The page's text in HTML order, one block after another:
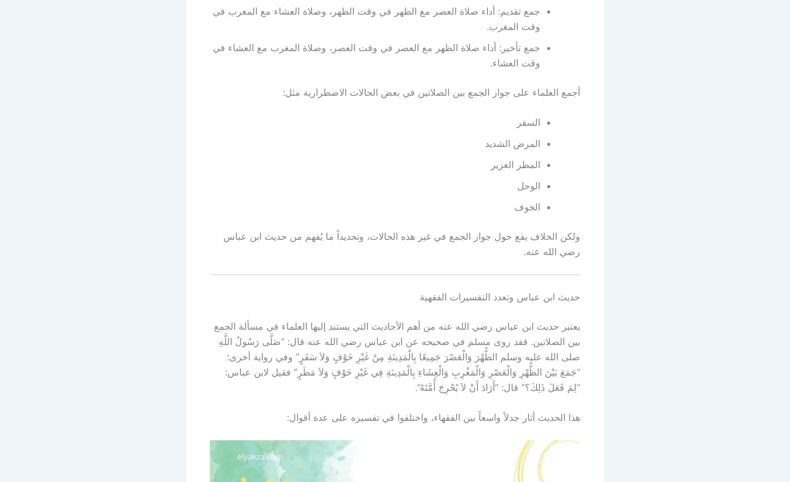
جمع تقديم: أداء صلاة العصر مع الظهر في وقت الظهر، وصلاة العشاء مع المغرب في
وقت المغرب.
جمع تأخير: أداء صلاة الظهر مع العصر في وقت العصر، وصلاة المغرب مع العشاء في
وقت العشاء.
أجمع العلماء على جواز الجمع بين الصلاتين في بعض الحالات الاضطرارية مثل:
السفر
المرض الشديد
المطر الغزير
الوحل
الخوف
ولكن الخلاف يقع حول جواز الجمع في غير هذه الحالات، وتحديداً ما يُفهم من حديث ابن عباس
رضي الله عنه.
حديث ابن عباس وتعدد التفسيرات الفقهية
يعتبر حديث ابن عباس رضي الله عنه من أهم الأحاديث التي يستند إليها العلماء في مسألة الجمع
بين الصلاتين. فقد روى مسلم في صحيحه عن ابن عباس رضي الله عنه قال: “صَلَّى رَسُولُ اللَّهِ
صلى الله عليه وسلم الظُّهْرَ وَالْعَصْرَ جَمِيعًا بِالْمَدِينَةِ مِنْ غَيْرِ خَوْفٍ وَلاَ سَفَرٍ” وفي رواية أخرى:
“جَمَعَ بَيْنَ الظُّهْرِ وَالْعَصْرِ وَالْمَغْرِبِ وَالْعِشَاءِ بِالْمَدِينَةِ فِي غَيْرِ خَوْفٍ وَلاَ مَطَرٍ” فقيل لابن عباس:
“لِمَ فَعَلَ ذَلِكَ؟” قال: “أَرَادَ أَنْ لاَ يُحْرِجَ أُمَّتَهُ”.
هذا الحديث أثار جدلاً واسعاً بين الفقهاء، واختلفوا في تفسيره على عدة أقوال: